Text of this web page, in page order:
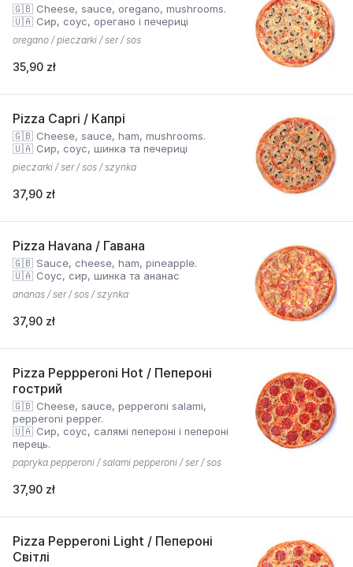
🇬🇧 Cheese, sauce, oregano, mushrooms.
🇺🇦 Сир, соус, орегано і печериці
oregano / pieczarki / ser / sos
35,90 zł
Pizza Capri / Капрі
🇬🇧 Cheese, sauce, ham, mushrooms.
🇺🇦 Сир, соус, шинка та печериці
pieczarki / ser / sos / szynka
37,90 zł
Pizza Havana / Гавана
🇬🇧 Sauce, cheese, ham, pineapple.
🇺🇦 Соус, сир, шинка та ананас
ananas / ser / sos / szynka
37,90 zł
Pizza Peppperoni Hot / Пепероні
гострий
🇬🇧 Cheese, sauce, pepperoni salami,
pepperoni pepper.
🇺🇦 Сир, соус, салямі пепероні і пепероні
перець.
papryka pepperoni / salami pepperoni / ser / sos
37,90 zł
Pizza Pepperoni Light / Пепероні
Світлі